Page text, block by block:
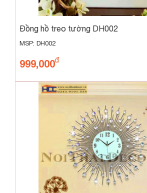
Đồng hồ treo tường DH002
MSP: DH002
999,000